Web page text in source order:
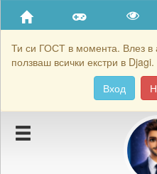
Ти си ГОСТ в момента. Влез в
ползваш всички екстри в Djagi.
Вход
Приятели
Хронология на игри
Подаръците на Plamen_Sl
Картичките на Plamen_Sl